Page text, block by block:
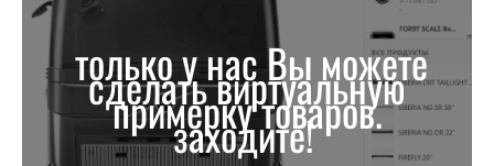
только у нас Вы можете
сделать виртуальную
примерку товаров.
заходите!